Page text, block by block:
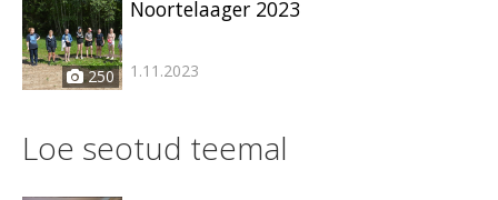
250
Noortelaager 2023
1.11.2023
Loe seotud teemal